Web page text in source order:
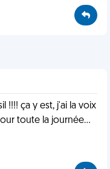
!!!! ça y est, j'ai la voix
toute la journée...